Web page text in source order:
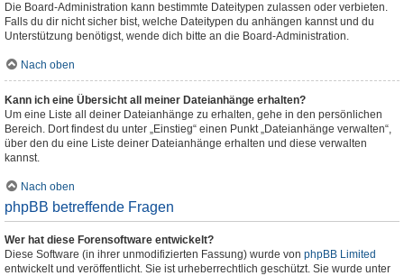
Die Board-Administration kann bestimmte Dateitypen zulassen oder verbieten.
Falls du dir nicht sicher bist, welche Dateitypen du anhängen kannst und du
Unterstützung benötigst, wende dich bitte an die Board-Administration.
Nach oben
Kann ich eine Übersicht all meiner Dateianhänge erhalten?
Um eine Liste all deiner Dateianhänge zu erhalten, gehe in den persönlichen
Bereich. Dort findest du unter „Einstieg“ einen Punkt „Dateianhänge verwalten“,
über den du eine Liste deiner Dateianhänge erhalten und diese verwalten
kannst.
Nach oben
phpBB betreffende Fragen
Wer hat diese Forensoftware entwickelt?
Diese Software (in ihrer unmodifizierten Fassung) wurde von phpBB Limited
entwickelt und veröffentlicht. Sie ist urheberrechtlich geschützt. Sie wurde unter